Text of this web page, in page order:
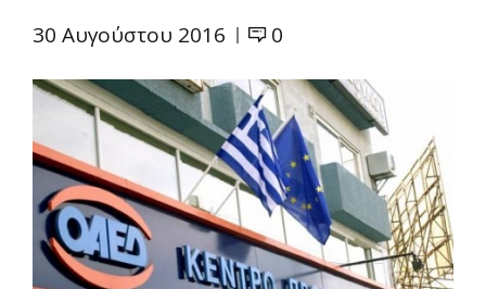
30 Αυγούστου 2016 0